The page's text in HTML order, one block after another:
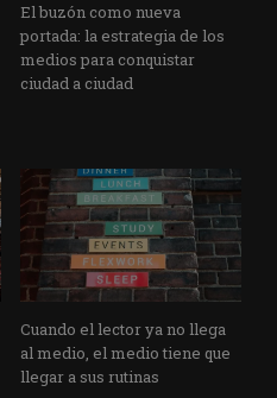
El buzón como nueva
portada: la estrategia de los
medios para conquistar
ciudad a ciudad
Cuando el lector ya no llega
al medio, el medio tiene que
llegar a sus rutinas